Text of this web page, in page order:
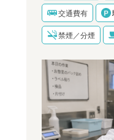
交通費有
禁煙／分煙